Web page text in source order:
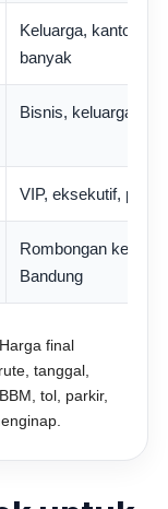
Keluarga, kantor,
banyak
Bisnis, keluarga
VIP, eksekutif,
Rombongan
Bandung
final
tanggal,
tol, parkir,